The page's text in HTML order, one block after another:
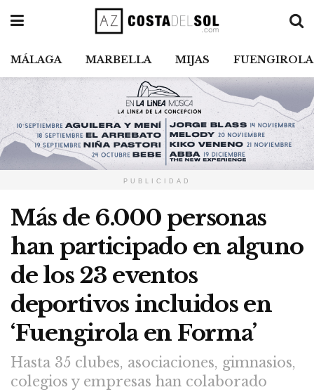
MÁLAGA MARBELLA MIJAS FUENGIROLA
PUBLICIDAD
Más de 6.000 personas
han participado en alguno
de los 23 eventos
deportivos incluidos en
‘Fuengirola en Forma’
Hasta 35 clubes, asociaciones, gimnasios,
colegios y empresas han colaborado